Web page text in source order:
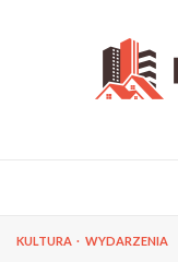
KULTURA WYDARZENIA